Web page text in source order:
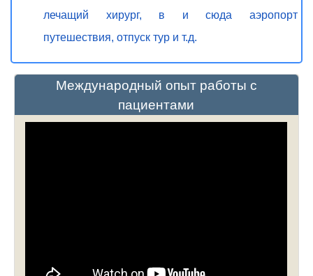
лечащий хирург, в и сюда аэропорт
путешествия, отпуск тур и т.д.
Международный опыт работы с
пациентами